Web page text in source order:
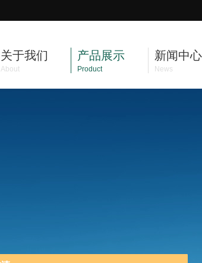
关于我们
About
产品展示
Product
新闻中心
News